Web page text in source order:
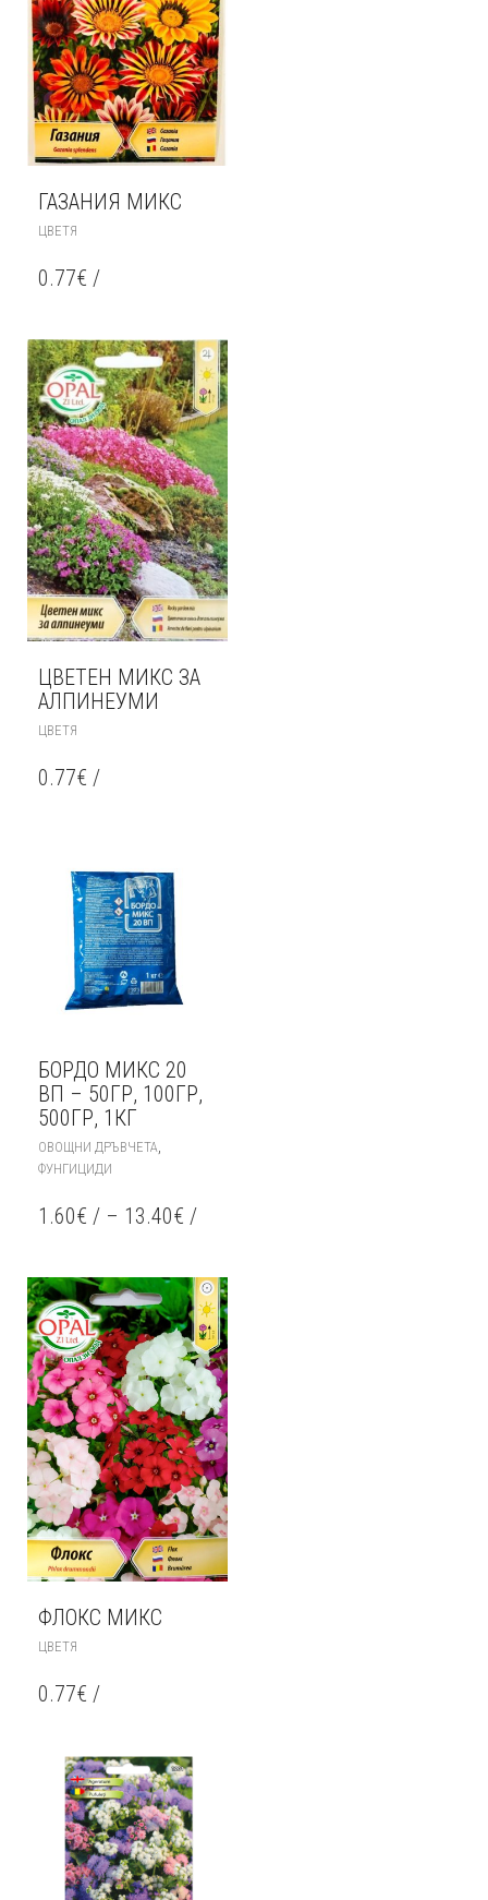
ГАЗАНИЯ МИКС
ЦВЕТЯ
0.77€ /
ЦВЕТЕН МИКС ЗА
АЛПИНЕУМИ
ЦВЕТЯ
0.77€ /
БОРДО МИКС 20
ВП – 50ГР, 100ГР,
500ГР, 1КГ
ОВОЩНИ ДРЪВЧЕТА
ФУНГИЦИДИ
MAY
BE
CHOSEN
ON
THE
PRODUCT
PAGE
1.60€ / – 13.40€ /
ФЛОКС МИКС
ЦВЕТЯ
0.77€ /